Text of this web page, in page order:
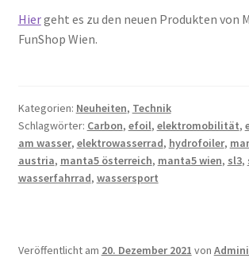
Hiergeht es zu den neuen Produkten von
FunShop Wien.
Kategorien: Neuheiten, Technik
Schlagwörter: Carbon, efoil, elektromobilität,
am wasser, elektrowasserrad, hydrofoiler,
austria, manta5 österreich, manta5 wien, sl3,
wasserfahrrad, wassersport
Veröffentlicht am 20. Dezember 2021 von